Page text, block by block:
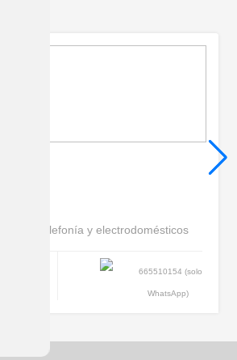
telefonía y electrodomésticos
665510154 (solo
WhatsApp)